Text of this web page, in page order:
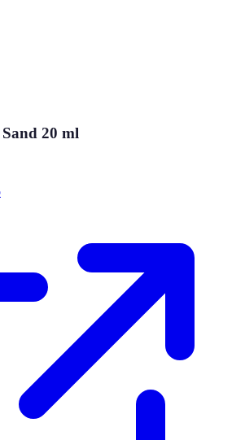
20 ml